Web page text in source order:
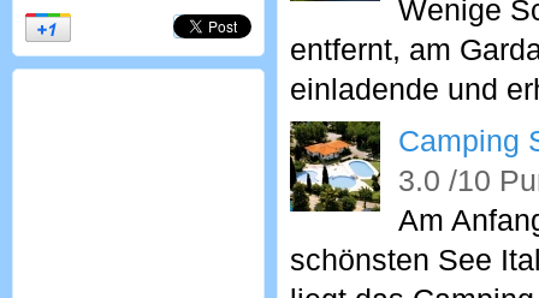
Wenige
entfernt, am
einladende und
Camping
3.0 /10
Am
schönsten See